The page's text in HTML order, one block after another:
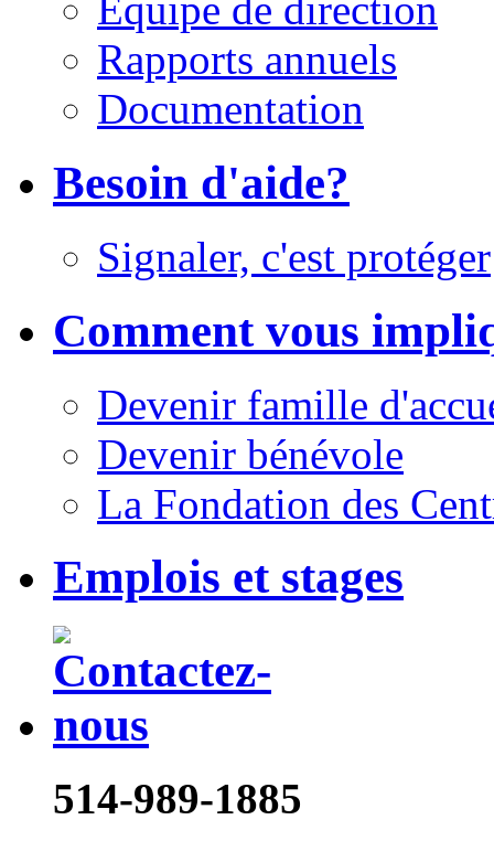
Rapports annuels
Documentation
Besoin d'aide?
Signaler, c'est protéger
Comment vous
Devenir famille
Devenir bénévole
La Fondation des
Emplois et stages
514-989-1885